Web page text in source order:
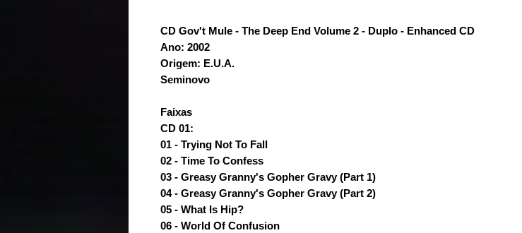
CD Gov't Mule - The Deep End Volume 2 - Duplo - Enhanced CD
Ano: 2002
Origem: E.U.A.
Seminovo
Faixas
CD 01:
01 - Trying Not To Fall
02 - Time To Confess
03 - Greasy Granny's Gopher Gravy (Part 1)
04 - Greasy Granny's Gopher Gravy (Part 2)
05 - What Is Hip?
06 - World Of Confusion